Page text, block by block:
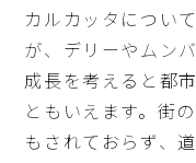
カルカッタについ
が、デリーやムン
成長を考えると都
ともいえます。街
もされておらず、